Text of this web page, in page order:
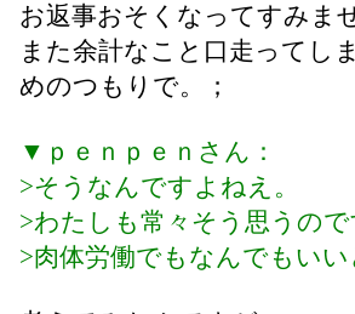
お返事おそくなってすみま
また余計なこと口走ってし
めのつもりで。；
▼ｐｅｎｐｅｎさん：
>そうなんですよねえ。
>わたしも常々そう思うので
>肉体労働でもなんでもい